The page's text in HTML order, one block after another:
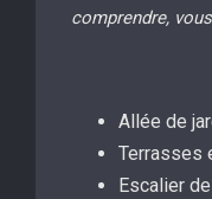
comprendre,
Allée de
Terrasses
Escalier